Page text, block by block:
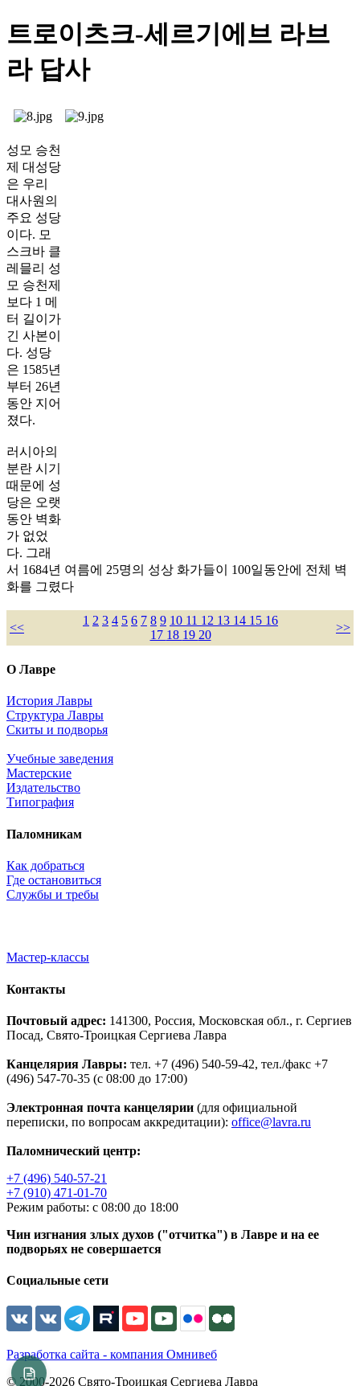
트로이츠크-세르기에브 라브
라 답사
성모 승천
제 대성당
은 우리
대사원의
주요 성당
이다. 모
스크바 클
레믈리 성
모 승천제
보다 1 메
터 길이가
긴 사본이
다. 성당
은 1585년
부터 26년
동안 지어
졌다.
러시아의
분란 시기
때문에 성
당은 오랫
동안 벽화
가 없었
다. 그래
서 1684년 여름에 25명의 성상 화가들이 100일동안에 전체 벽
화를 그렸다
<<
1 2 3 4 5 6 7 8 9 10 11 12 13 14 15 16
17 18 19 20
>>
О Лавре
История Лавры
Структура Лавры
Скиты и подворья
Учебные заведения
Мастерские
Издательство
Типография
Паломникам
Как добраться
Где остановиться
Службы и требы
Мастер-классы
Контакты
Почтовый адрес: 141300, Россия, Московская обл., г. Сергиев
Посад, Свято-Троицкая Сергиева Лавра
Канцелярия Лавры: тел. +7 (496) 540-59-42, тел./факс +7
(496) 547-70-35 (с 08:00 до 17:00)
Электронная почта канцелярии (для официальной
переписки, по вопросам аккредитации): office@lavra.ru
Паломнический центр:
+7 (496) 540-57-21
+7 (910) 471-01-70
Режим работы: с 08:00 до 18:00
Чин изгнания злых духов ("отчитка") в Лавре и на ее
подворьях не совершается
Социальные сети
Разработка сайта - компания Омнивеб
© 2000-2026 Свято-Троицкая Сергиева Лавра